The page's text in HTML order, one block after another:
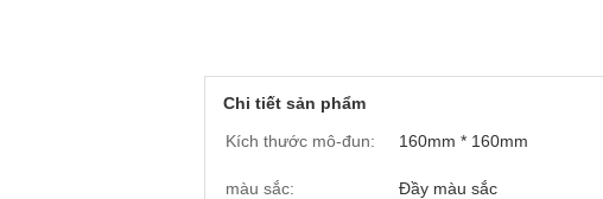
Chi tiết sản phẩm
Kích thước mô-đun:
160mm * 160mm
màu sắc: Đầy màu sắc